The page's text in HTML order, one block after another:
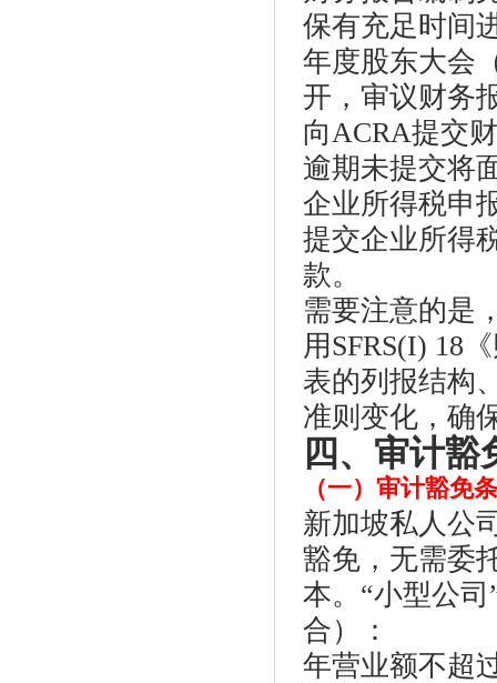
保有充足时间
年度股东大会
开，审议财务
向ACRA提交
逾期未提交将
企业所得税申
提交企业所得
款。
需要注意的是
用SFRS(I) 18
表的列报结构
准则变化，确
四、审计豁
（一）审计豁免
新加坡私人公
豁免，无需委
本。“小型公
合）：
年营业额不超